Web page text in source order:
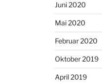
Juni 2020
Mai 2020
Februar 2020
Oktober 2019
April 2019